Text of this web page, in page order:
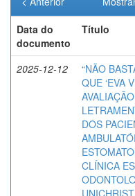
Data do
documento
Título
2025-12-12
“NÃO
QUE ‘EVA
DOS
CLÍNICA